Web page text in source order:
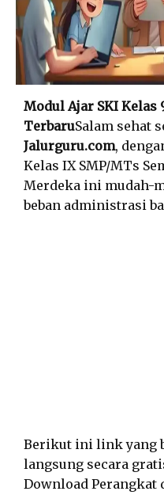
Modul Ajar SKI
TerbaruSalam sehat
Jalurguru.com,
Kelas IX SMP/MTs
Merdeka ini mudah-
beban administrasi
Berikut ini link yang
langsung secara
Download Perangkat